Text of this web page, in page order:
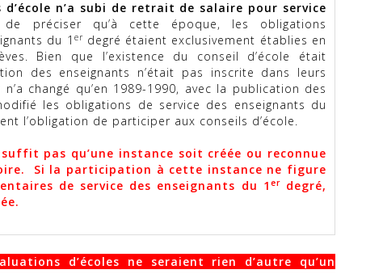
n’a subi de retrait de salaire pour service
préciser qu’à cette époque, les obligations
du 1 erdegré étaient exclusivement établies en
Bien que l’existence du conseil d’école était
des enseignants n’était pas inscrite dans leurs
changé qu’en 1989-1990, avec la publication des
les obligations de service des enseignants du
l’obligation de participer aux conseils d’école.
pas qu’une instance soit créée ou reconnue
Si la participation à cette instance ne figure
de service des enseignants du 1 erdegré,
d’écoles ne seraient rien d’autre qu’un